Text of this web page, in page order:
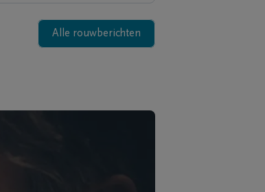
Alle rouwberichten